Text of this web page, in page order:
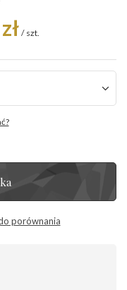
/ szt.
porównania